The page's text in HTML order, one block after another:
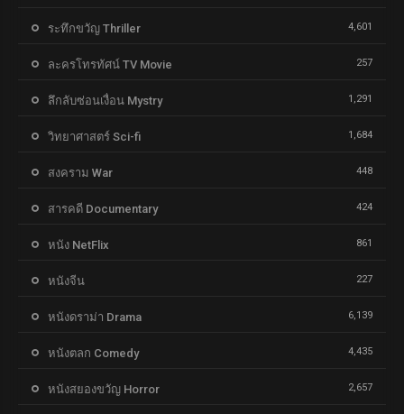
ระทึกขวัญ Thriller 4,601
ละครโทรทัศน์ TV Movie 257
ลึกลับซ่อนเงื่อน Mystry 1,291
วิทยาศาสตร์ Sci-fi 1,684
สงคราม War 448
สารคดี Documentary 424
หนัง NetFlix 861
หนังจีน 227
หนังดราม่า Drama 6,139
หนังตลก Comedy 4,435
หนังสยองขวัญ Horror 2,657